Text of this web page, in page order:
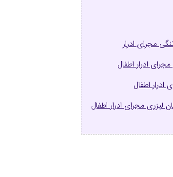
مجرای ادرار
ادرار اطفال
اطفال
مجرای ادرار اطفال